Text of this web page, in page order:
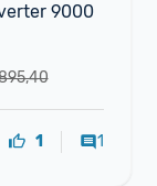
9000
1 1